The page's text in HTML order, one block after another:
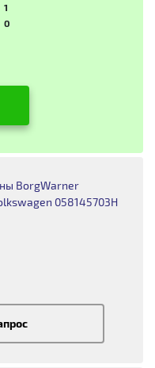
1
0
BorgWarner
058145703H